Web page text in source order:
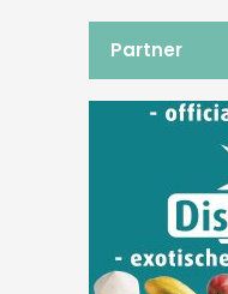
Partner